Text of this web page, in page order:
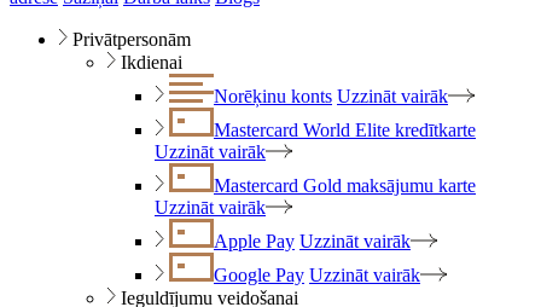
Privātpersonām
Ikdienai
Norēķinu konts Uzzināt vairāk
Mastercard World Elite kredītkarte
Uzzināt vairāk
Mastercard Gold maksājumu karte
Uzzināt vairāk
Apple Pay Uzzināt vairāk
Google Pay Uzzināt vairāk
Ieguldījumu veidošanai